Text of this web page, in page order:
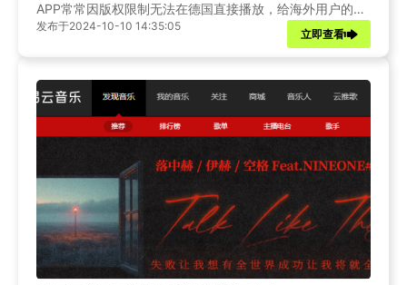
APP常常因版权限制无法在德国直接播放，给海外用户的音
频体验带来困扰。Sixfast回国加速器以其出色的性能和稳定
的连接，为在德华人提供理想的解决方案。它凭借专业优化
书等平台，尽情享受优质的音频娱乐体验。
发布于2024-10-10 14:35:05
立即查看